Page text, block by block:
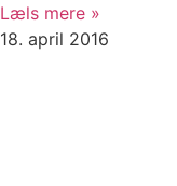
Læls mere »
18. april 2016